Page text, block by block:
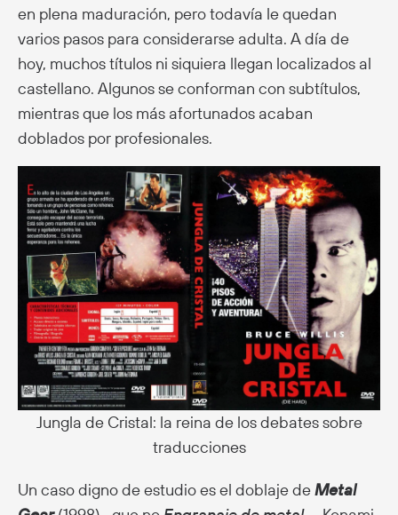
en plena maduración, pero todavía le quedan
varios pasos para considerarse adulta. A día de
hoy, muchos títulos ni siquiera llegan localizados al
castellano. Algunos se conforman con subtítulos,
mientras que los más afortunados acaban
doblados por profesionales.
Jungla de Cristal: la reina de los debates sobre
traducciones
Un caso digno de estudio es el doblaje deMetal